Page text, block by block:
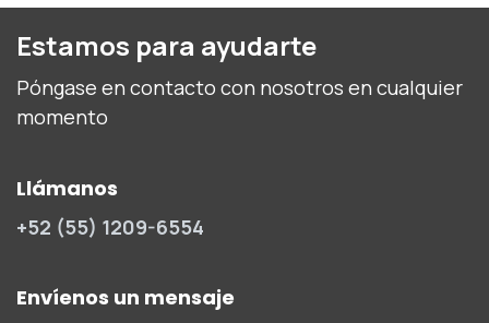
Estamos para ayudarte
Póngase en contacto con nosotros en cualquier
momento
Llámanos
+52 (55) 1209-6554
Envíenos un mensaje